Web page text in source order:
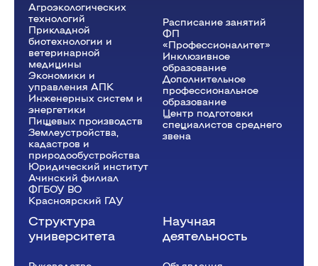
Агроэкологических
технологий
Прикладной
биотехнологии и
ветеринарной
медицины
Экономики и
управления АПК
Инженерных систем и
энергетики
Пищевых производств
Землеустройства,
кадастров и
природообустройства
Юридический институт
Ачинский филиал
ФГБОУ ВО
Красноярский ГАУ
Расписание занятий
ФП
«Профессионалитет»
Инклюзивное
образование
Дополнительное
профессиональное
образование
Центр подготовки
специалистов среднего
звена
Структура
университета
Научная
деятельность